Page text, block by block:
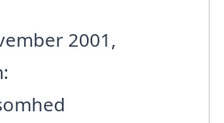
2001,